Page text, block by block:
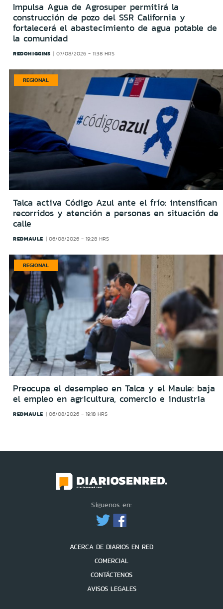
Impulsa Agua de Agrosuper permitirá la
construcción de pozo del SSR California y
fortalecerá el abastecimiento de agua potable de
la comunidad
REDOHIGGINS 07/08/2026 - 11:38 HRS
REGIONAL
Talca activa Código Azul ante el frío: intensifican
recorridos y atención a personas en situación de
calle
REDMAULE 06/08/2026 - 19:28 HRS
REGIONAL
Preocupa el desempleo en Talca y el Maule: baja
el empleo en agricultura, comercio e industria
REDMAULE 06/08/2026 - 19:18 HRS
Síguenos en:
ACERCA DE DIARIOS EN RED
COMERCIAL
CONTÁCTENOS
AVISOS LEGALES